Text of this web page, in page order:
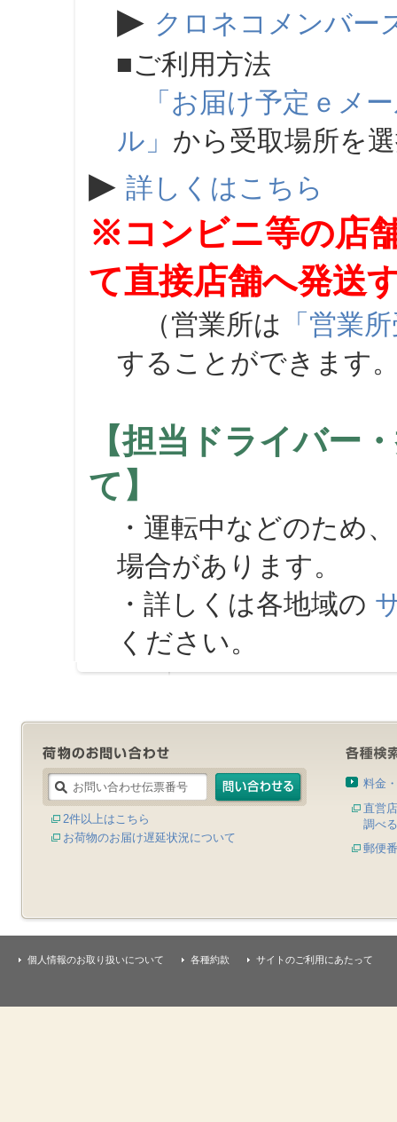
▶ クロネコメンバー
■ご利用方法
「お届け予定ｅメ
ル」 から受取場所を
▶ 詳しくはこちら
※コンビニ等の店
て直接店舗へ発送
（営業所は 「営業
することができます
【担当ドライバー
て】
・運転中などのため
場合があります。
・詳しくは各地域の
ください。
2件以上はこちら
お荷物のお届け遅延状況について
料金
直営
調べる
郵便
個人情報のお取り扱いについて 各種約款 サイトのご利用にあたって